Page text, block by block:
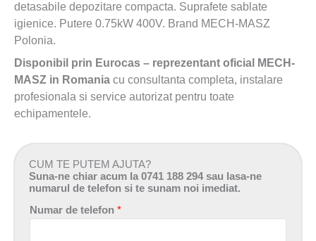
detasabile depozitare compacta. Suprafete sablate
igienice. Putere 0.75kW 400V. Brand MECH-MASZ
Polonia.
Disponibil prin Eurocas – reprezentant oficial MECH-
MASZ in Romania cu consultanta completa, instalare
profesionala si service autorizat pentru toate
echipamentele.
CUM TE PUTEM AJUTA?
Suna-ne chiar acum la 0741 188 294 sau lasa-ne
numarul de telefon si te sunam noi imediat.
Numar de telefon *